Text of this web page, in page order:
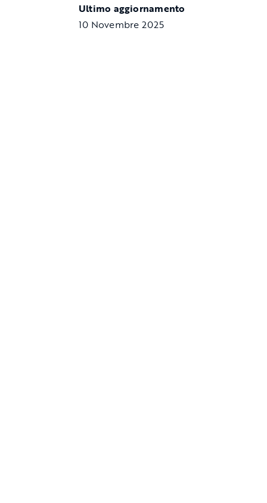
Ultimo aggiornamento
10 Novembre 2025